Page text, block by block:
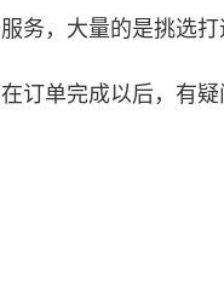
务，大量的是挑选
订单完成以后，有